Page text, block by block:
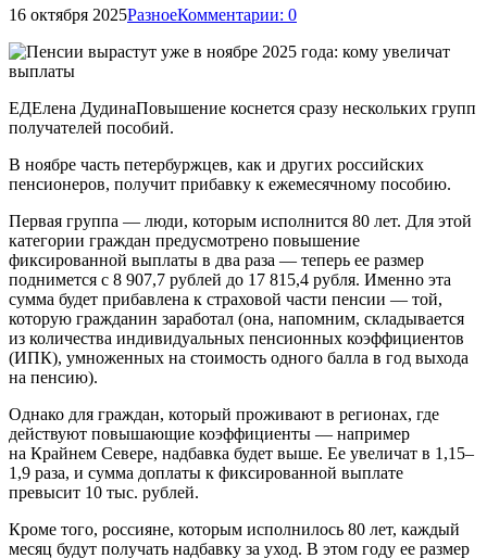
16 октября 2025РазноеКомментарии: 0
ЕДЕлена ДудинаПовышение коснется сразу нескольких групп
получателей пособий.
В ноябре часть петербуржцев, как и других российских
пенсионеров, получит прибавку к ежемесячному пособию.
Первая группа — люди, которым исполнится 80 лет. Для этой
категории граждан предусмотрено повышение
фиксированной выплаты в два раза — теперь ее размер
поднимется с 8 907,7 рублей до 17 815,4 рубля. Именно эта
сумма будет прибавлена к страховой части пенсии — той,
которую гражданин заработал (она, напомним, складывается
из количества индивидуальных пенсионных коэффициентов
(ИПК), умноженных на стоимость одного балла в год выхода
на пенсию).
Однако для граждан, который проживают в регионах, где
действуют повышающие коэффициенты — например
на Крайнем Севере, надбавка будет выше. Ее увеличат в 1,15–
1,9 раза, и сумма доплаты к фиксированной выплате
превысит 10 тыс. рублей.
Кроме того, россияне, которым исполнилось 80 лет, каждый
месяц будут получать надбавку за уход. В этом году ее размер